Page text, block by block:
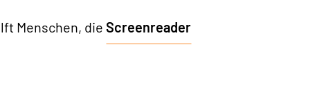
Menschen, die Screenreader